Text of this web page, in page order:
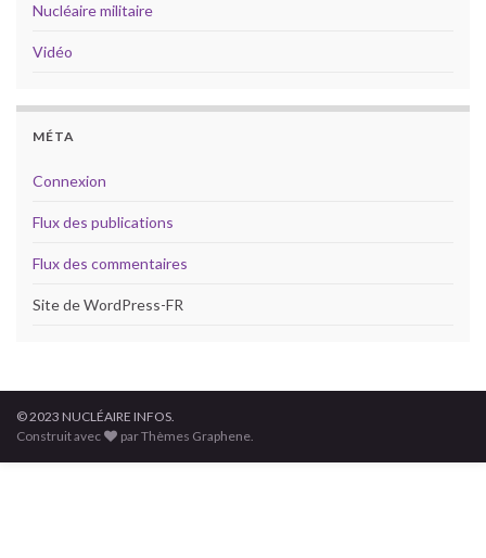
Nucléaire militaire
Vidéo
MÉTA
Connexion
Flux des publications
Flux des commentaires
Site de WordPress-FR
© 2023 NUCLÉAIRE INFOS.
Construit avec
par Thèmes Graphene.